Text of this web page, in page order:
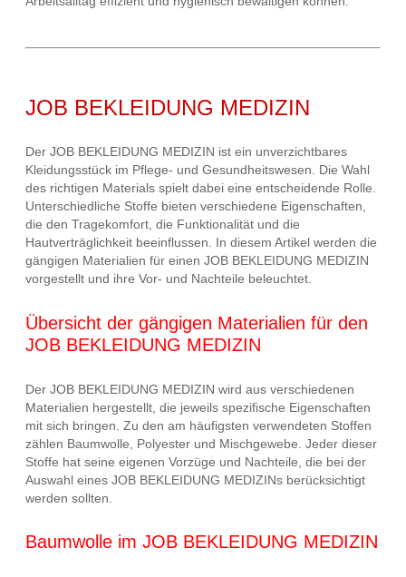
JOB BEKLEIDUNG MEDIZIN
Der JOB BEKLEIDUNG MEDIZIN ist ein unverzichtbares
Kleidungsstück im Pflege- und Gesundheitswesen. Die Wahl
des richtigen Materials spielt dabei eine entscheidende Rolle.
Unterschiedliche Stoffe bieten verschiedene Eigenschaften,
die den Tragekomfort, die Funktionalität und die
Hautverträglichkeit beeinflussen. In diesem Artikel werden die
gängigen Materialien für einen JOB BEKLEIDUNG MEDIZIN
vorgestellt und ihre Vor- und Nachteile beleuchtet.
Übersicht der gängigen Materialien für den
JOB BEKLEIDUNG MEDIZIN
Der JOB BEKLEIDUNG MEDIZIN wird aus verschiedenen
Materialien hergestellt, die jeweils spezifische Eigenschaften
mit sich bringen. Zu den am häufigsten verwendeten Stoffen
zählen Baumwolle, Polyester und Mischgewebe. Jeder dieser
Stoffe hat seine eigenen Vorzüge und Nachteile, die bei der
Auswahl eines JOB BEKLEIDUNG MEDIZINs berücksichtigt
werden sollten.
Baumwolle im JOB BEKLEIDUNG MEDIZIN